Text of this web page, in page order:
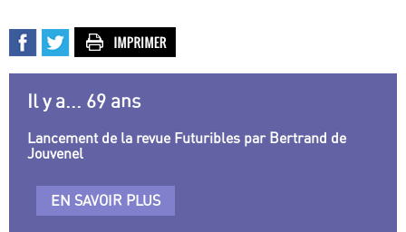
Il y a... 69 ans
Lancement de la revue Futuribles par Bertrand de
Jouvenel
EN SAVOIR PLUS